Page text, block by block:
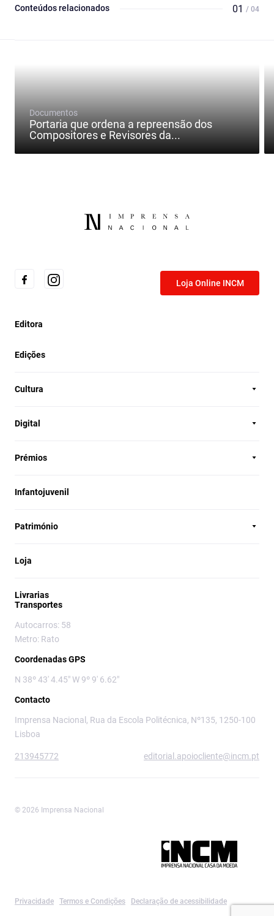
Conteúdos relacionados 01 / 04
Documentos
Portaria que ordena a repreensão dos
Compositores e Revisores da...
Loja Online INCM
Editora
Edições
Cultura
Digital
Prémios
Infantojuvenil
Património
Loja
Livrarias
Transportes
Autocarros: 58
Metro: Rato
Coordenadas GPS
N 38º 43' 4.45" W 9º 9' 6.62"
Contacto
Imprensa Nacional, Rua da Escola Politécnica, Nº135, 1250-100
Lisboa
213945772 editorial.apoiocliente@incm.pt
© 2026 Imprensa Nacional
Privacidade Termos e Condições Declaração de acessibilidade